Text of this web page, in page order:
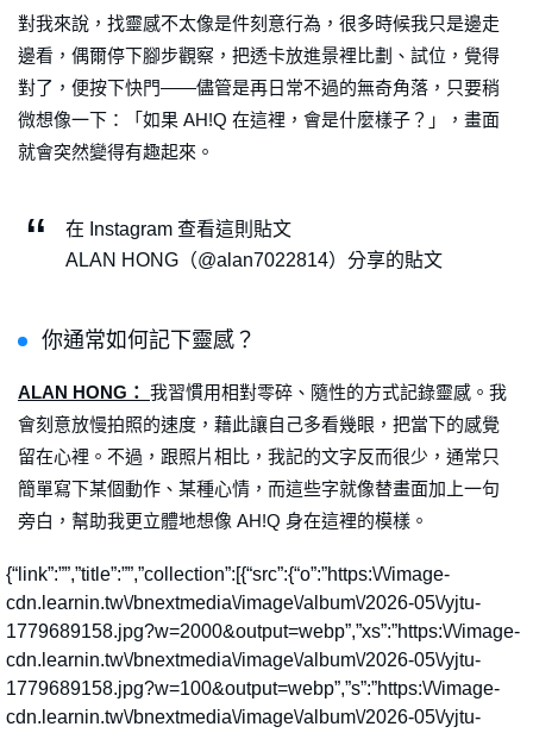
對我來說，找靈感不太像是件刻意行為，很多時候我只是邊走
邊看，偶爾停下腳步觀察，把透卡放進景裡比劃、試位，覺得
對了，便按下快門——儘管是再日常不過的無奇角落，只要稍
微想像一下：「如果 AH!Q 在這裡，會是什麼樣子？」，畫面
就會突然變得有趣起來。
在 Instagram 查看這則貼文
ALAN HONG（@alan7022814）分享的貼文
你通常如何記下靈感？
ALAN HONG： 我習慣用相對零碎、隨性的方式記錄靈感。我
會刻意放慢拍照的速度，藉此讓自己多看幾眼，把當下的感覺
留在心裡。不過，跟照片相比，我記的文字反而很少，通常只
簡單寫下某個動作、某種心情，而這些字就像替畫面加上一句
旁白，幫助我更立體地想像 AH!Q 身在這裡的模樣。
{“link”:””,”title”:””,”collection”:[{“src”:{“o”:”https:\/\/image-
cdn.learnin.tw\/bnextmedia\/image\/album\/2026-05\/yjtu-
1779689158.jpg?w=2000&output=webp”,”xs”:”https:\/\/image-
cdn.learnin.tw\/bnextmedia\/image\/album\/2026-05\/yjtu-
1779689158.jpg?w=100&output=webp”,”s”:”https:\/\/image-
cdn.learnin.tw\/bnextmedia\/image\/album\/2026-05\/yjtu-